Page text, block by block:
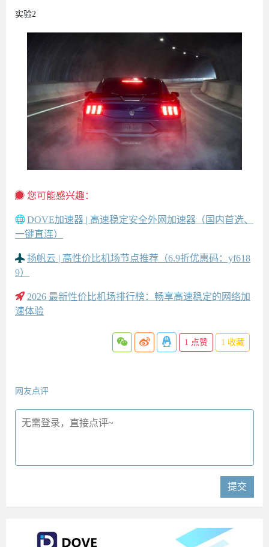
实验2
您可能感兴趣：
DOVE加速器 | 高速稳定安全外网加速器（国内首选、
一键直连）
扬帆云 | 高性价比机场节点推荐（6.9折优惠码：yf618
9）
2026 最新性价比机场排行榜：畅享高速稳定的网络加
速体验
1 点赞 1 收藏
网友点评
提交